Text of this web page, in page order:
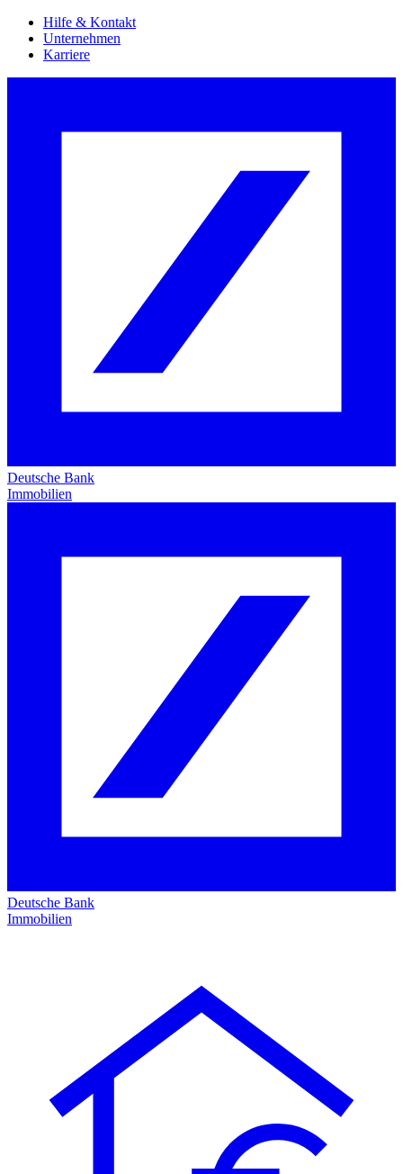
Hilfe & Kontakt
Unternehmen
Karriere
Deutsche Bank
Immobilien
Deutsche Bank
Immobilien